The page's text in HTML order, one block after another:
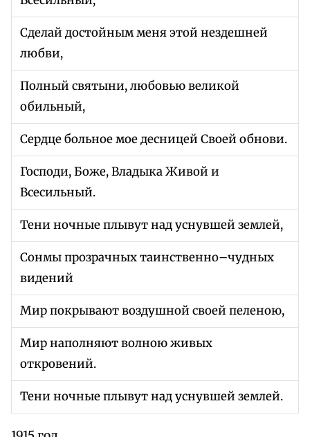
Сделай достойным меня этой нездешней
любви,
Полный святыни, любовью великой
обильный,
Сердце больное мое десницей Своей обнови.
Господи, Боже, Владыка Живой и
Всесильный.
Тени ночные плывут над уснувшей землей,
Сонмы прозрачных таинственно–чудных
видений
Мир покрывают воздушной своей пеленою,
Мир наполняют волною живых
откровений.
Тени ночные плывут над уснувшей землей.